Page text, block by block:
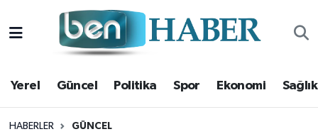
Yerel Güncel Politika Spor Ekonomi Sağlık
HABERLER GÜNCEL
Yerel
Güncel
Politika
Hava Durumu
Trafik Durumu
Süper Lig Puan Durumu ve Fikstür